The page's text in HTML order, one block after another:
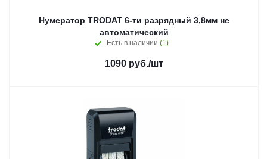
Нумератор TRODAT 6-ти разрядный 3,8мм не
автоматический
Есть в наличии (1)
1090 руб./шт